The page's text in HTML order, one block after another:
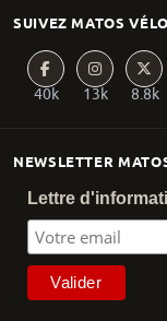
NEWSLETTER
Lettre
SUIVEZ MATOS
40k 13k 8.8k